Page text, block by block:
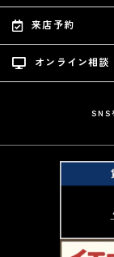
来店予約
オンライン相談
SNS